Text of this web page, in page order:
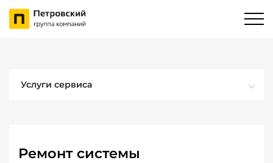
Услуги сервиса
Ремонт системы